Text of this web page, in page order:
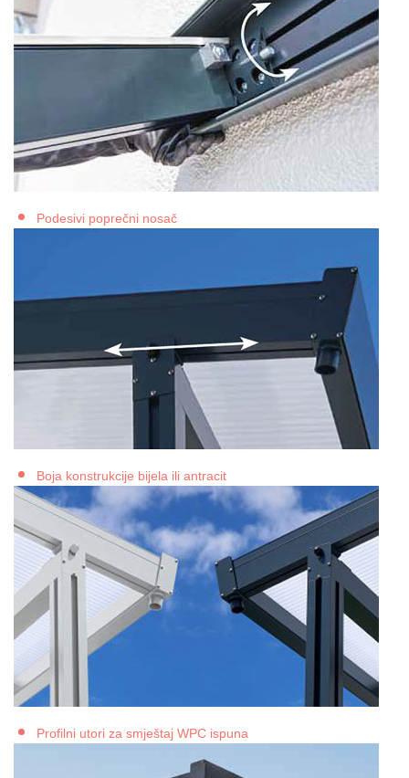
Podesivi poprečni nosač
Boja konstrukcije bijela ili antracit
Profilni utori za smještaj WPC ispuna